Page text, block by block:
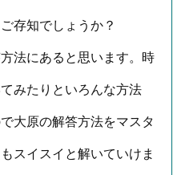
存知でしょうか？
法にあると思います。時
みたりといろんな方法
大原の解答方法をマスタ
スイスイと解いていけま